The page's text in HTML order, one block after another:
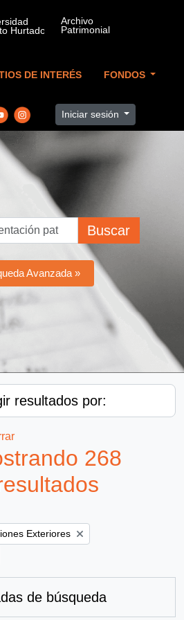
DE INTERÉS FONDOS
Iniciar sesión
Buscar
Avanzada »
resultados por:
268
Exteriores
de búsqueda